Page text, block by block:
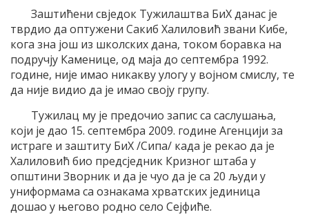
Заштићени свједок Тужилаштва БиХ данас је
тврдио да оптужени Сакиб Халиловић звани Кибе,
кога зна још из школских дана, током боравка на
подручју Каменице, од маја до септембра 1992.
године, није имао никакву улогу у војном смислу, те
да није видио да је имао своју групу.
Тужилац му је предочио запис са саслушања,
који је дао 15. септембра 2009. године Агенцији за
истраге и заштиту БиХ /Сипа/ када је рекао да је
Халиловић био предсједник Кризног штаба у
општини Зворник и да је чуо да је са 20 људи у
униформама са ознакама хрватских јединица
дошао у његово родно село Сејфиће.